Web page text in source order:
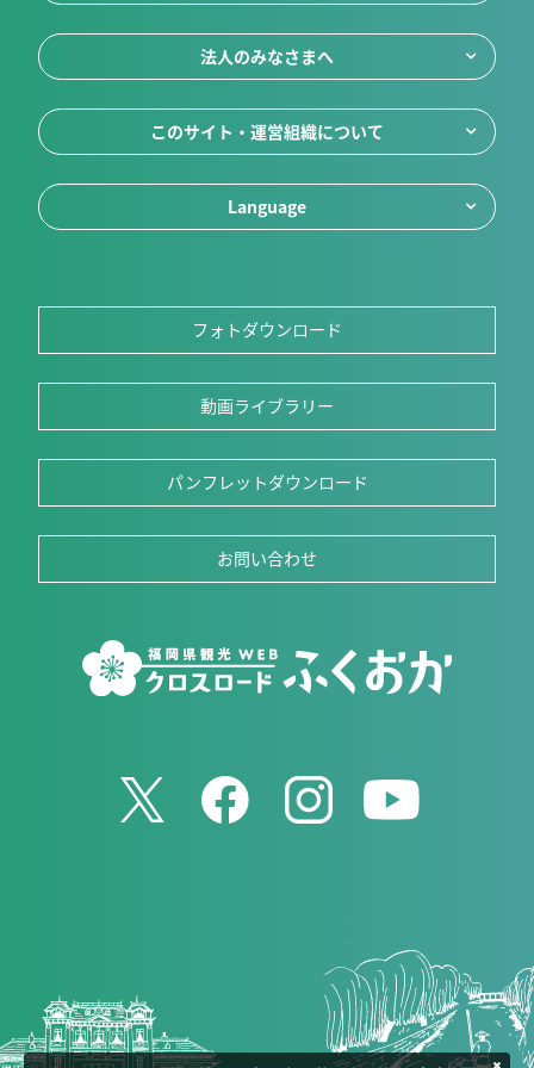
法人のみなさまへ
このサイト・運営組織について
Language
フォトダウンロード
動画ライブラリー
パンフレットダウンロード
お問い合わせ